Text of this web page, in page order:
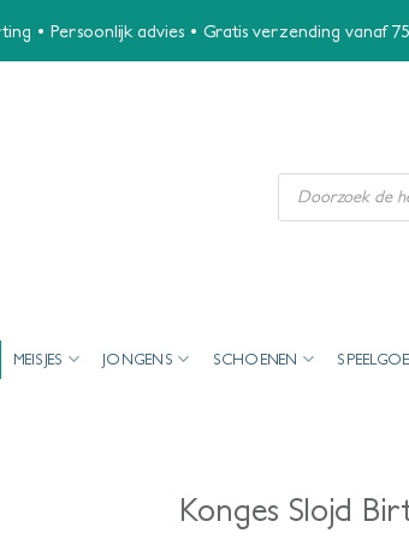
• Persoonlijk advies • Gratis verzending vanaf
Producten
zoeken
MEISJES JONGENS SCHOENEN
Konges Slojd